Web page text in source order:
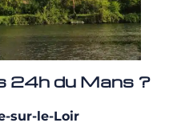
24h du Mans ?
sur-le-Loir